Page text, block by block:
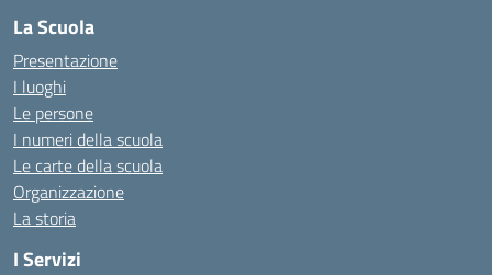
La Scuola
Presentazione
I luoghi
Le persone
I numeri della scuola
Le carte della scuola
Organizzazione
La storia
I Servizi